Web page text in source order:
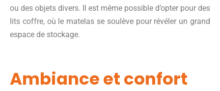
ou des objets divers. Il est même possible d’opter pour des
lits coffre, où le matelas se soulève pour révéler un grand
espace de stockage.
Ambiance et confort